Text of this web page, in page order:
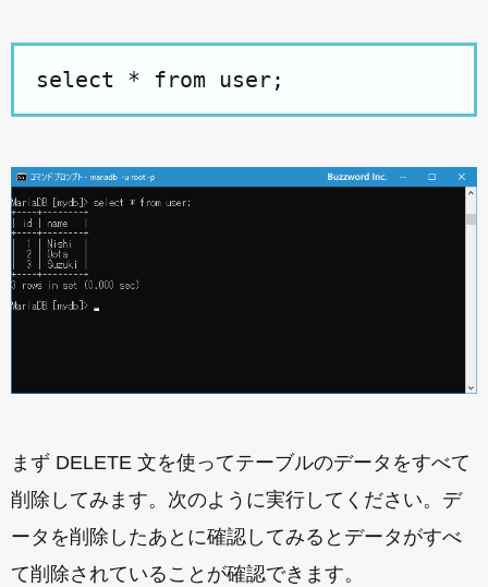
select * from user;
まず DELETE 文を使ってテーブルのデータをすべて
削除してみます。次のように実行してください。デ
ータを削除したあとに確認してみるとデータがすべ
て削除されていることが確認できます。